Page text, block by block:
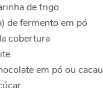
de trigo
de fermento em pó
cobertura
em pó ou cacau